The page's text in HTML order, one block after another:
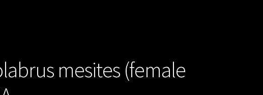
mesites (female